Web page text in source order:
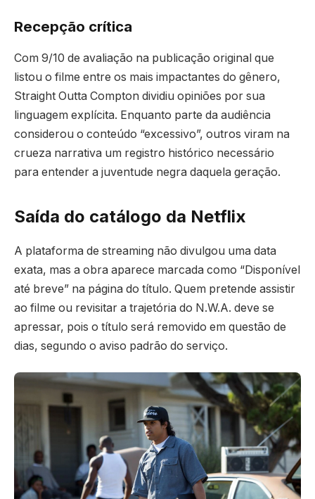
Recepção crítica
Com 9/10 de avaliação na publicação original que
listou o filme entre os mais impactantes do gênero,
Straight Outta Compton dividiu opiniões por sua
linguagem explícita. Enquanto parte da audiência
considerou o conteúdo “excessivo”, outros viram na
crueza narrativa um registro histórico necessário
para entender a juventude negra daquela geração.
Saída do catálogo da Netflix
A plataforma de streaming não divulgou uma data
exata, mas a obra aparece marcada como “Disponível
até breve” na página do título. Quem pretende assistir
ao filme ou revisitar a trajetória do N.W.A. deve se
apressar, pois o título será removido em questão de
dias, segundo o aviso padrão do serviço.